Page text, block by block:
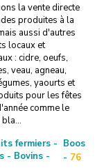
la vente directe
produites à la
aussi d'autres
locaux et
: cidre, oeufs,
veau, agneau,
yaourts et
pour les fêtes
comme le
fermiers -
- Bovins -
Boos
- 76